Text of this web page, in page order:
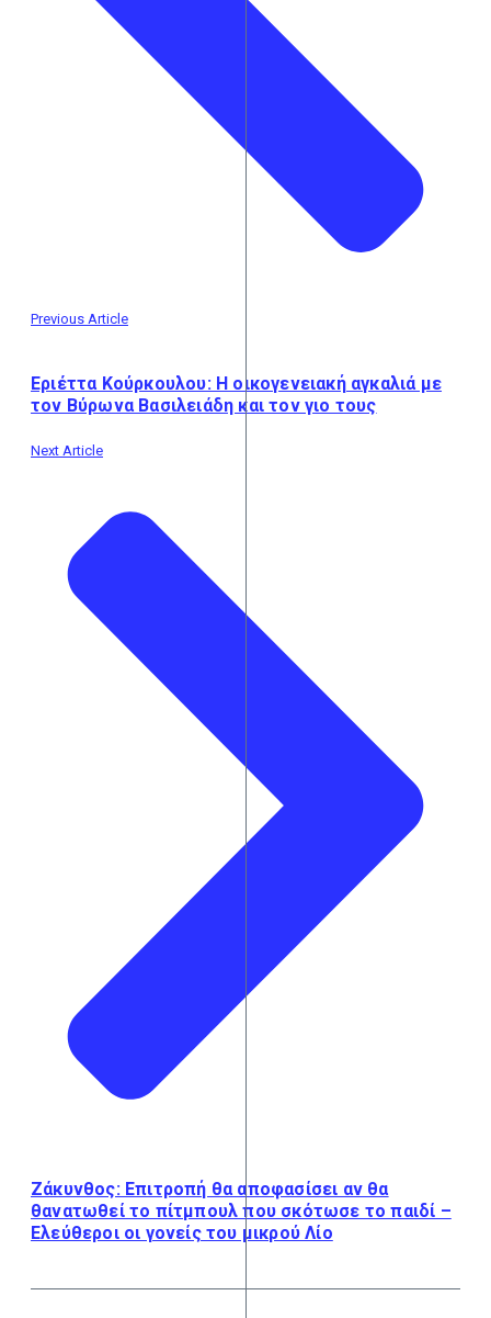
Previous Article
Εριέττα Κούρκουλου: Η οικογενειακή αγκαλιά με
τον Βύρωνα Βασιλειάδη και τον γιο τους
Next Article
Ζάκυνθος: Επιτροπή θα αποφασίσει αν θα
θανατωθεί το πίτμπουλ που σκότωσε το παιδί –
Ελεύθεροι οι γονείς του μικρού Λίο